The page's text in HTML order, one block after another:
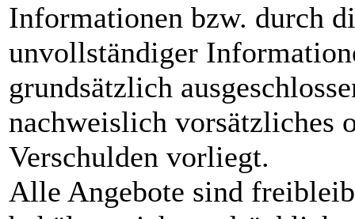
Informationen bzw. durch
unvollständiger
grundsätzlich
nachweislich vorsätzliches
Verschulden vorliegt.
Alle Angebote sind